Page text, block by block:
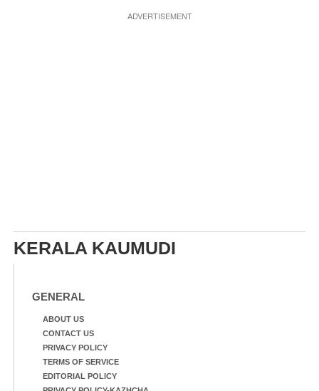
ADVERTISEMENT
KERALA KAUMUDI
GENERAL
ABOUT US
CONTACT US
PRIVACY POLICY
TERMS OF SERVICE
EDITORIAL POLICY